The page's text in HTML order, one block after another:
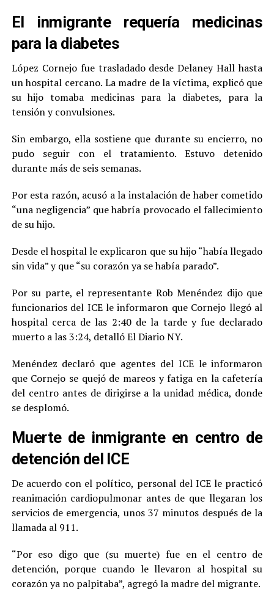
El inmigrante requería medicinas
para la diabetes
López Cornejo fue trasladado desde Delaney Hall hasta
un hospital cercano. La madre de la víctima, explicó que
su hijo tomaba medicinas para la diabetes, para la
tensión y convulsiones.
Sin embargo, ella sostiene que durante su encierro, no
pudo seguir con el tratamiento. Estuvo detenido
durante más de seis semanas.
Por esta razón, acusó a la instalación de haber cometido
“una negligencia” que habría provocado el fallecimiento
de su hijo.
Desde el hospital le explicaron que su hijo “había llegado
sin vida” y que “su corazón ya se había parado”.
Por su parte, el representante Rob Menéndez dijo que
funcionarios del ICE le informaron que Cornejo llegó al
hospital cerca de las 2:40 de la tarde y fue declarado
muerto a las 3:24, detalló El Diario NY.
Menéndez declaró que agentes del ICE le informaron
que Cornejo se quejó de mareos y fatiga en la cafetería
del centro antes de dirigirse a la unidad médica, donde
se desplomó.
Muerte de inmigrante en centro de
detención del ICE
De acuerdo con el político, personal del ICE le practicó
reanimación cardiopulmonar antes de que llegaran los
servicios de emergencia, unos 37 minutos después de la
llamada al 911.
“Por eso digo que (su muerte) fue en el centro de
detención, porque cuando le llevaron al hospital su
corazón ya no palpitaba”, agregó la madre del migrante.